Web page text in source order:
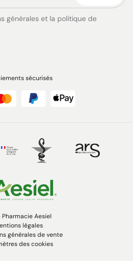
générales et la politique de
sécurisés
Aesiel
légales
générales de vente
des cookies